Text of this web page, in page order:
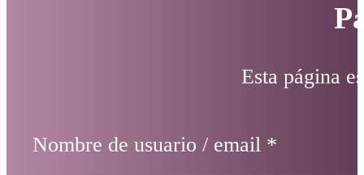
Esta página
Nombre de usuario / email *